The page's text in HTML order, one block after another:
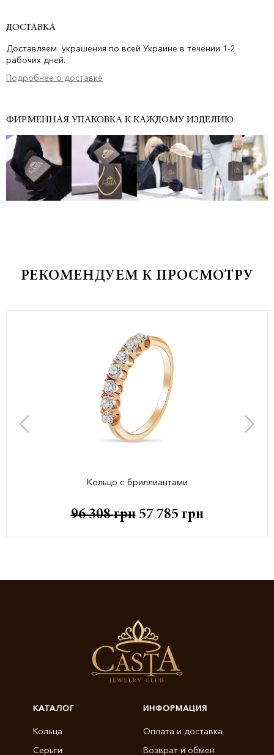
ДОСТАВКА
Доставляем украшения по всей Украине в течении 1-2
рабочих дней.
Подробнее о доставке
ФИРМЕННАЯ УПАКОВКА К КАЖДОМУ ИЗДЕЛИЮ
РЕКОМЕНДУЕМ К ПРОСМОТРУ
Кольцо с бриллиантами
96 308грн 57 785 грн
КАТАЛОГ
Кольца
Серьги
ИНФОРМАЦИЯ
Оплата и доставка
Возврат и обмен